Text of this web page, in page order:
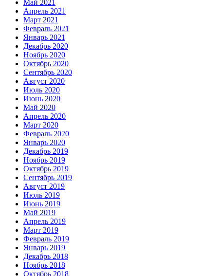
Май 2021
Апрель 2021
Март 2021
Февраль 2021
Январь 2021
Декабрь 2020
Ноябрь 2020
Октябрь 2020
Сентябрь 2020
Август 2020
Июль 2020
Июнь 2020
Май 2020
Апрель 2020
Март 2020
Февраль 2020
Январь 2020
Декабрь 2019
Ноябрь 2019
Октябрь 2019
Сентябрь 2019
Август 2019
Июль 2019
Июнь 2019
Май 2019
Апрель 2019
Март 2019
Февраль 2019
Январь 2019
Декабрь 2018
Ноябрь 2018
Октябрь 2018